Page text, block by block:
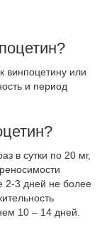
винпоцетину или
и период
в сутки по 20 мг,
2-3 дней не более
10 – 14 дней.